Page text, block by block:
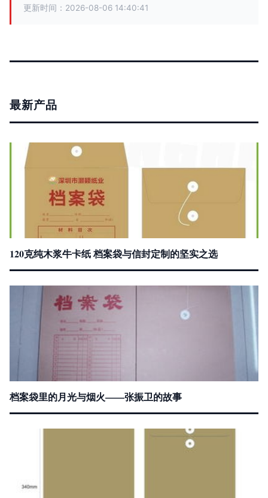
更新时间：2026-08-06 14:40:41
最新产品
120克纯木浆牛卡纸 档案袋与信封定制的坚实之选
档案袋里的月光与烟火——张振卫的故事